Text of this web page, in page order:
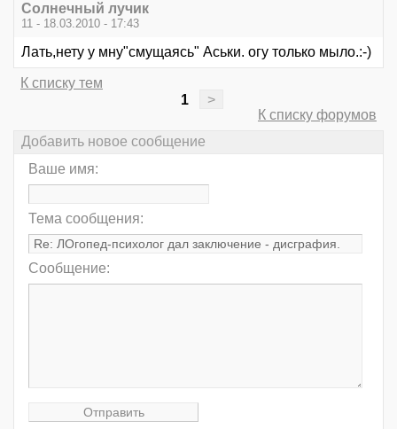
Солнечный лучик
11 - 18.03.2010 - 17:43
Лать,нету у мну"смущаясь" Аськи. огу только мыло.:-)
К списку тем
1
>
К списку форумов
Добавить новое сообщение
Ваше имя:
Тема сообщения:
Сообщение: